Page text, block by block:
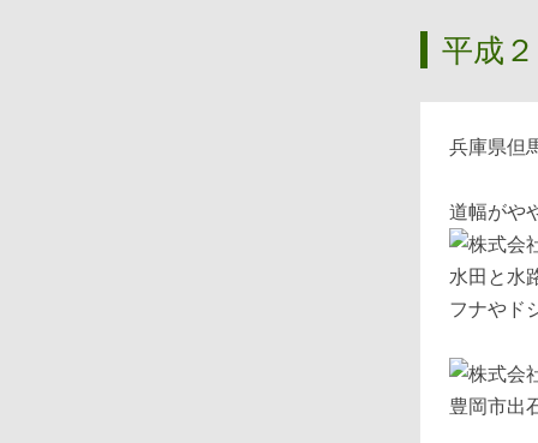
平成
兵庫県但
道幅がや
水田と水
フナやド
豊岡市出